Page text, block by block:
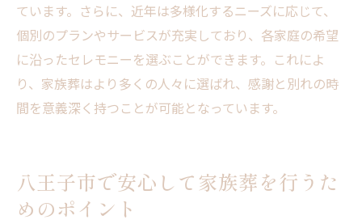
ています。さらに、近年は多様化するニーズに応じて、
個別のプランやサービスが充実しており、各家庭の希望
に沿ったセレモニーを選ぶことができます。これによ
り、家族葬はより多くの人々に選ばれ、感謝と別れの時
間を意義深く持つことが可能となっています。
八王子市で安心して家族葬を行うた
めのポイント